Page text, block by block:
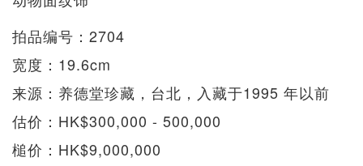
拍品编号：2704
宽度：19.6cm
来源：养德堂珍藏，台北，入藏于1995 年以前
估价：HK$300,000 - 500,000
槌价：HK$9,000,000